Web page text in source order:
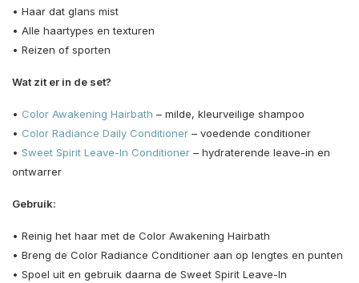
• Haar dat glans mist
• Alle haartypes en texturen
• Reizen of sporten
Wat zit er in de set?
• Color Awakening Hairbath – milde, kleurveilige shampoo
• Color Radiance Daily Conditioner – voedende conditioner
• Sweet Spirit Leave-In Conditioner – hydraterende leave-in en
ontwarrer
Gebruik:
• Reinig het haar met de Color Awakening Hairbath
• Breng de Color Radiance Conditioner aan op lengtes en punten
• Spoel uit en gebruik daarna de Sweet Spirit Leave-In